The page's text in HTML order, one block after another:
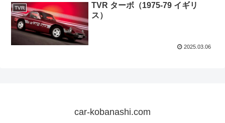
TVR
TVR ターボ（1975-79 イギリ
ス）
2025.03.06
car-kobanashi.com